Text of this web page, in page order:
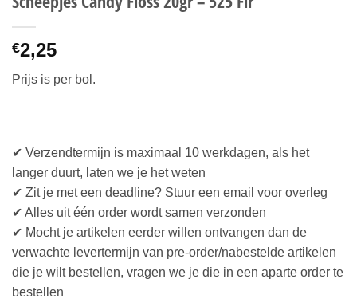
€2,25
Prijs is per bol.
✔ Verzendtermijn is maximaal 10 werkdagen, als het
langer duurt, laten we je het weten
✔ Zit je met een deadline? Stuur een email voor overleg
✔ Alles uit één order wordt samen verzonden
✔ Mocht je artikelen eerder willen ontvangen dan de
verwachte levertermijn van pre-order/nabestelde artikelen
die je wilt bestellen, vragen we je die in een aparte order te
bestellen